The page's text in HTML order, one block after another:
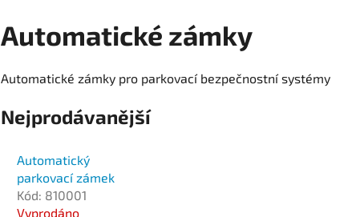
Automatické zámky
Automatické zámky pro parkovací bezpečnostní systémy
Nejprodávanější
Automatický
parkovací zámek
Kód: 810001
Vyprodáno